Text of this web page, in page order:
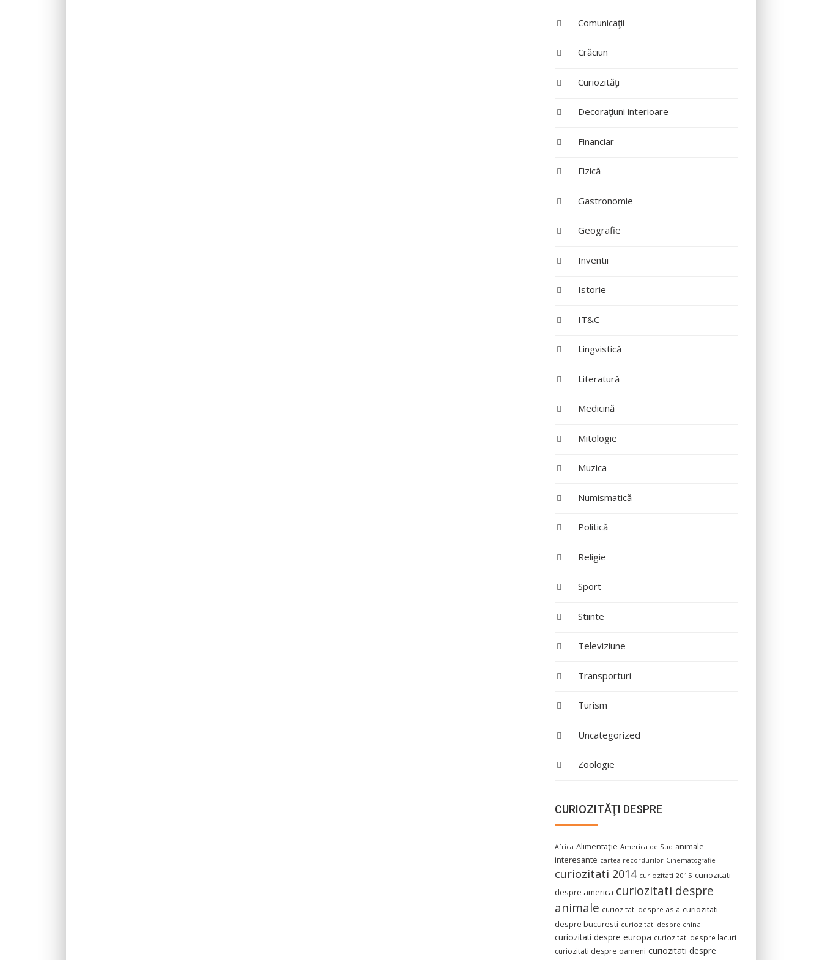
Comunicaţii
Crăciun
Curiozităţi
Decoraţiuni interioare
Financiar
Fizică
Gastronomie
Geografie
Inventii
Istorie
IT&C
Lingvistică
Literatură
Medicină
Mitologie
Muzica
Numismatică
Politică
Religie
Sport
Stiinte
Televiziune
Transporturi
Turism
Uncategorized
Zoologie
CURIOZITĂŢI DESPRE
Africa Alimentaţie America de Sud animale
interesante cartea recordurilor Cinematografie
curiozitati 2014 curiozitati 2015 curiozitati
despre america curiozitati despre
animale curiozitati despre asia curiozitati
despre bucuresti curiozitati despre china
curiozitati despre europa curiozitati despre lacuri
curiozitati despre oameni curiozitati despre